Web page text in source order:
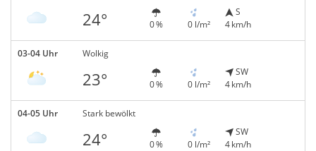
24° 0 % 0 l/m²
S
4 km/h
03-04 Uhr Wolkig
23° 0 % 0 l/m²
SW
4 km/h
04-05 Uhr Stark bewölkt
24° 0 % 0 l/m²
SW
4 km/h